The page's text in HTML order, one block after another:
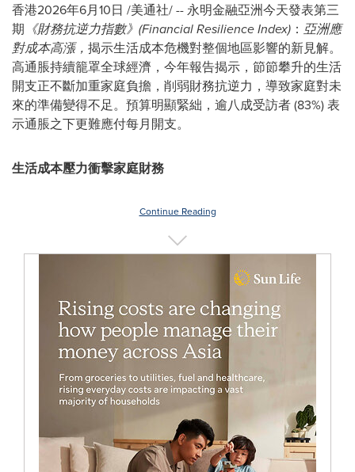
香港2026年6月10日 /美通社/ -- 永明金融亞洲今天發表第三
期 《財務抗逆力指數》(Financial Resilience Index) ： 亞洲應
對成本高漲， 揭示生活成本危機對整個地區影響的新見解。
高通脹持續籠罩全球經濟，今年報告揭示，節節攀升的生活
開支正不斷加重家庭負擔，削弱財務抗逆力，導致家庭對未
來的準備變得不足。預算明顯緊絀，逾八成受訪者 (83%) 表
示通脹之下更難應付每月開支。
生活成本壓力衝擊家庭財務
Continue Reading